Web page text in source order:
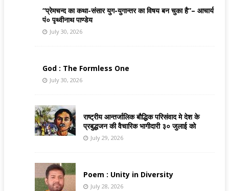
“प्रेमचन्द का कथा-संसार युग-युगान्तर का विषय बन चुका है”– आचार्य
पं० पृथ्वीनाथ पाण्डेय
July 30, 2026
God : The Formless One
July 30, 2026
राष्ट्रीय आन्तर्जालिक बौद्धिक परिसंवाद मे देश के
प्रबुद्धजन की वैचारिक भागीदारी ३० जुलाई को
July 29, 2026
Poem : Unity in Diversity
July 28, 2026